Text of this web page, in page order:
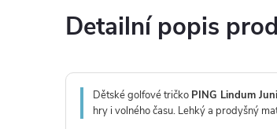
Detailní popis
Dětské golfové tričko PING Lindum
hry i volného času. Lehký a prodyšný